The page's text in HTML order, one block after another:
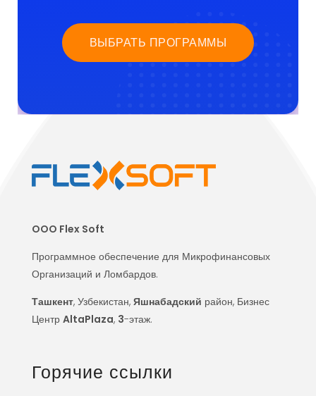
ВЫБРАТЬ ПРОГРАММЫ
OOO Flex Soft
Программное обеспечение для Микрофинансовых
Организаций и Ломбардов.
Ташкент, Узбекистан, Яшнабадский район, Бизнес
Центр AltaPlaza, 3-этаж.
Горячие ссылки